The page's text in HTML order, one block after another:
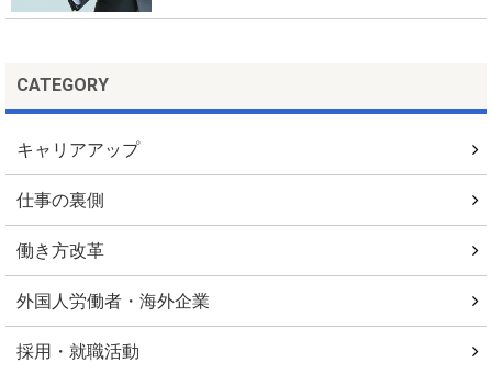
CATEGORY
キャリアアップ
仕事の裏側
働き方改革
外国人労働者・海外企業
採用・就職活動